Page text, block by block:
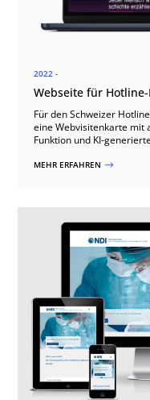
2022 -
Webseite für
Für den Schweizer
eine Webvisitenkarte mit
Funktion und KI-
MEHR ERFAHREN $